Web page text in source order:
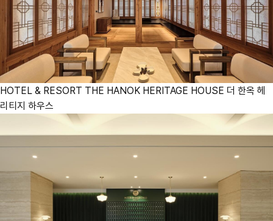
HOTEL & RESORT THE HANOK HERITAGE HOUSE 더 한옥 헤
리티지 하우스